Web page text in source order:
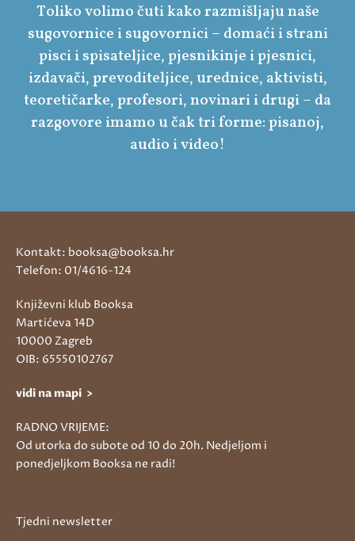
Toliko volimo čuti kako razmišljaju naše
sugovornice i sugovornici – domaći i strani
pisci i spisateljice, pjesnikinje i pjesnici,
izdavači, prevoditeljice, urednice, aktivisti,
teoretičarke, profesori, novinari i drugi – da
razgovore imamo u čak tri forme: pisanoj,
audio i video!
Kontakt: booksa@booksa.hr
Telefon: 01/4616-124
Književni klub Booksa
Martićeva 14D
10000 Zagreb
OIB: 65550102767
vidi na mapi >
RADNO VRIJEME:
Od utorka do subote od 10 do 20h. Nedjeljom i
ponedjeljkom Booksa ne radi!
Tjedni newsletter